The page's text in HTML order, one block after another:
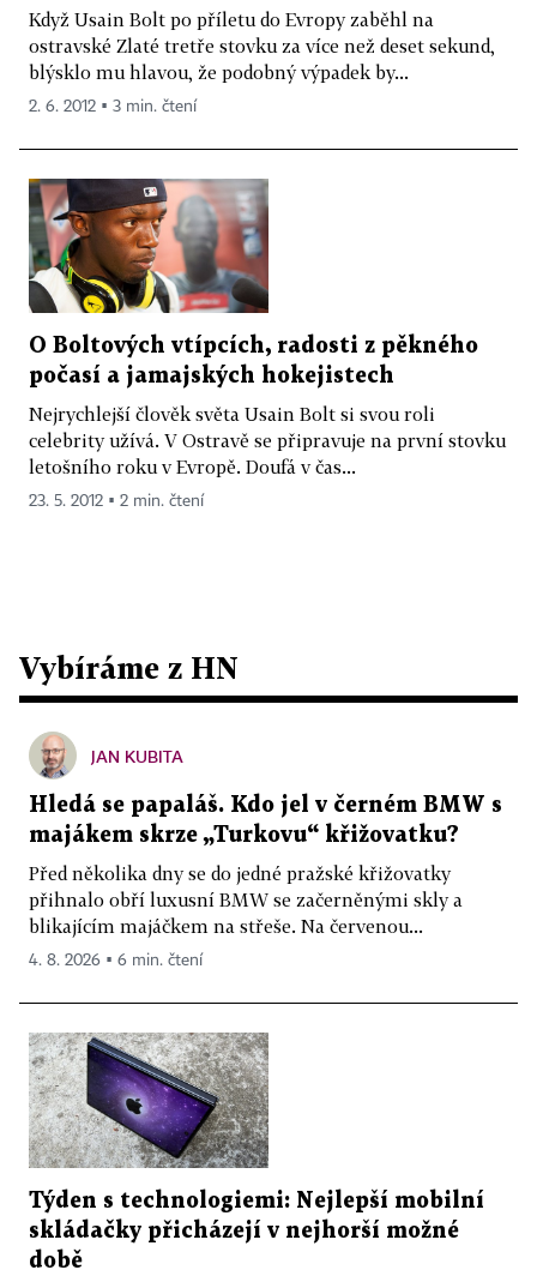
Když Usain Bolt po příletu do Evropy zaběhl na
ostravské Zlaté tretře stovku za více než deset sekund,
blýsklo mu hlavou, že podobný výpadek by...
2. 6. 2012 ▪ 3 min. čtení
O Boltových vtípcích, radosti z pěkného
počasí a jamajských hokejistech
Nejrychlejší člověk světa Usain Bolt si svou roli
celebrity užívá. V Ostravě se připravuje na první stovku
letošního roku v Evropě. Doufá v čas...
23. 5. 2012 ▪ 2 min. čtení
Vybíráme z HN
JAN KUBITA
Hledá se papaláš. Kdo jel v černém BMW s
majákem skrze „Turkovu“ křižovatku?
Před několika dny se do jedné pražské křižovatky
přihnalo obří luxusní BMW se začerněnými skly a
blikajícím majáčkem na střeše. Na červenou...
4. 8. 2026 ▪ 6 min. čtení
Týden s technologiemi: Nejlepší mobilní
skládačky přicházejí v nejhorší možné
době